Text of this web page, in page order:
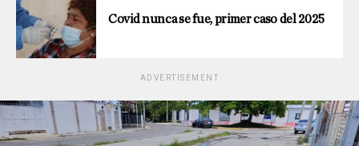
Covid nunca se fue, primer caso del 2025
ADVERTISEMENT